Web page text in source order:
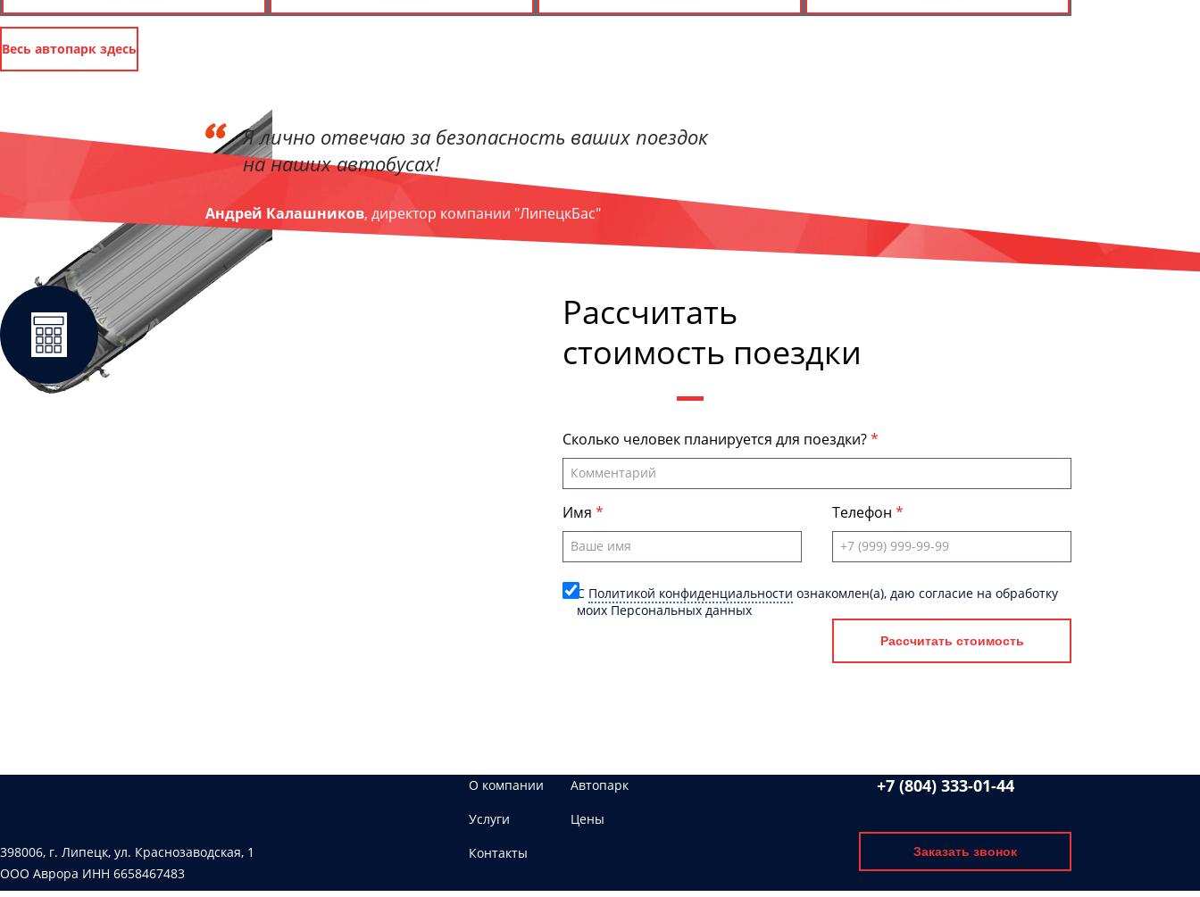
Весь автопарк здесь
Я лично отвечаю за безопасность ваших поездок
на наших автобусах!
Андрей Калашников, директор компании "ЛипецкБас"
Рассчитать
стоимость поездки
Сколько человек планируется для поездки?
Имя Телефон
C Политикой конфиденциальности ознакомлен(а), даю согласие на обработку
моих Персональных данных
Рассчитать стоимость
398006, г. Липецк, ул. Краснозаводская, 1
ООО Аврора ИНН 6658467483
О компании
Автопарк
Услуги
Цены
Контакты
+7 (804) 333-01-44
Заказать звонок